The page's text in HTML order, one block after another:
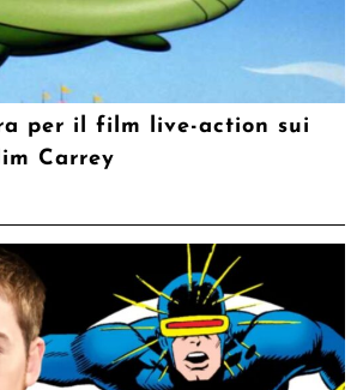
per il film live-action sui
Carrey